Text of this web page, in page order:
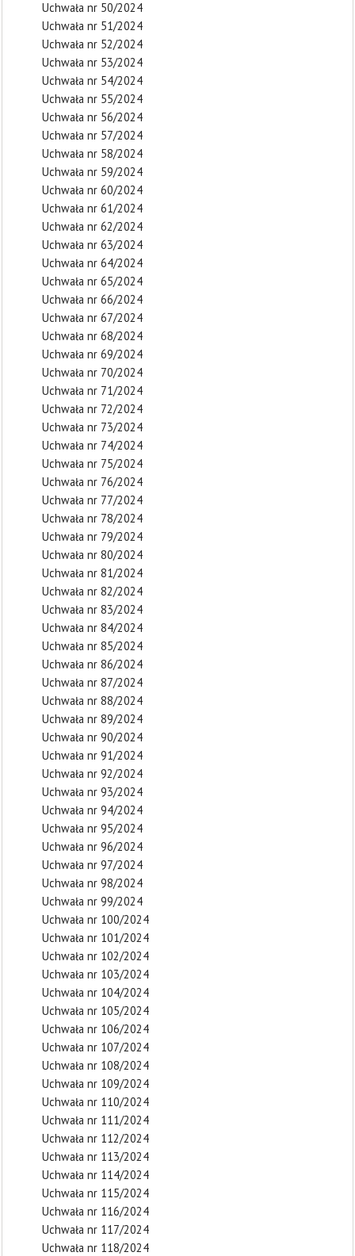
Uchwała nr 50/2024
Uchwała nr 51/2024
Uchwała nr 52/2024
Uchwała nr 53/2024
Uchwała nr 54/2024
Uchwała nr 55/2024
Uchwała nr 56/2024
Uchwała nr 57/2024
Uchwała nr 58/2024
Uchwała nr 59/2024
Uchwała nr 60/2024
Uchwała nr 61/2024
Uchwała nr 62/2024
Uchwała nr 63/2024
Uchwała nr 64/2024
Uchwała nr 65/2024
Uchwała nr 66/2024
Uchwała nr 67/2024
Uchwała nr 68/2024
Uchwała nr 69/2024
Uchwała nr 70/2024
Uchwała nr 71/2024
Uchwała nr 72/2024
Uchwała nr 73/2024
Uchwała nr 74/2024
Uchwała nr 75/2024
Uchwała nr 76/2024
Uchwała nr 77/2024
Uchwała nr 78/2024
Uchwała nr 79/2024
Uchwała nr 80/2024
Uchwała nr 81/2024
Uchwała nr 82/2024
Uchwała nr 83/2024
Uchwała nr 84/2024
Uchwała nr 85/2024
Uchwała nr 86/2024
Uchwała nr 87/2024
Uchwała nr 88/2024
Uchwała nr 89/2024
Uchwała nr 90/2024
Uchwała nr 91/2024
Uchwała nr 92/2024
Uchwała nr 93/2024
Uchwała nr 94/2024
Uchwała nr 95/2024
Uchwała nr 96/2024
Uchwała nr 97/2024
Uchwała nr 98/2024
Uchwała nr 99/2024
Uchwała nr 100/2024
Uchwała nr 101/2024
Uchwała nr 102/2024
Uchwała nr 103/2024
Uchwała nr 104/2024
Uchwała nr 105/2024
Uchwała nr 106/2024
Uchwała nr 107/2024
Uchwała nr 108/2024
Uchwała nr 109/2024
Uchwała nr 110/2024
Uchwała nr 111/2024
Uchwała nr 112/2024
Uchwała nr 113/2024
Uchwała nr 114/2024
Uchwała nr 115/2024
Uchwała nr 116/2024
Uchwała nr 117/2024
Uchwała nr 118/2024